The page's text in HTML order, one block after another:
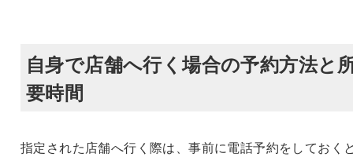
自身で店舗へ行く場合の予約方法と
要時間
指定された店舗へ行く際は、事前に電話予約をしておく